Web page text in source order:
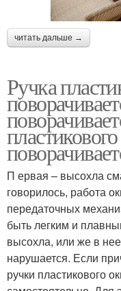
читать дальше →
Ручка
П ервая – высохла
говорилось, работа
передаточных
быть легким и
высохла, или же в
нарушается. Если
ручки пластикового